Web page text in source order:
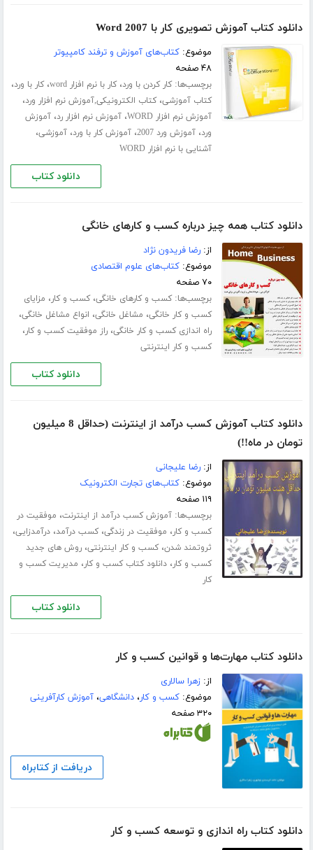
دانلود کتاب آموزش تصویری کار با Word 2007
موضوع:کتاب‌های آموزش و ترفند کامپیوتر
۴۸ صفحه
برچسب‌ها:کار کردن با ورد،کار با نرم افزار word ،کار با ورد،
کتاب آموزشی،کتاب الکترونیکی,آموزش نرم افزار ورد،
آموزش نرم افزار WORD ،آموزش نرم افزار رد،آموزش
ورد،آموزش ورد 2007 ،آموزش کار با ورد،آموزشی،
آشنایی با نرم افزار WORD
دانلود کتاب
دانلود کتاب همه چیز درباره کسب و کارهای خانگی
از:رضا فریدون نژاد
موضوع:کتاب‌های علوم اقتصادی
۷۰ صفحه
برچسب‌ها:کسب و کارهای خانگی،کسب و کار، مزایای
کسب و کار خانگی، مشاغل خانگی، انواع مشاغل خانگی،
راه اندازی کسب و کار خانگی،راز موفقیت کسب و کار،
کسب و کار اینترنتی
دانلود کتاب
دانلود کتاب آموزش کسب درآمد از اینترنت (حداقل 8 میلیون
تومان در ماه!!)
از:رضا علیجانی
موضوع:کتاب‌های تجارت الکترونیک
۱۱۹ صفحه
برچسب‌ها:آموزش کسب درآمد از اینترنت، موفقیت در
کسب و کار، موفقیت در زندگی،کسب درآمد،درآمدزایی،
ثروتمند شدن،کسب و کار اینترنتی،روش های جدید
کسب و کار،دانلود کتاب کسب و کار، مدیریت کسب و
کار
دانلود کتاب
دانلود کتاب مهارت‌ها و قوانین کسب و کار
از:زهرا سالاری
موضوع:کسب و کار،دانشگاهی،آموزش کارآفرینی
۳۲۰ صفحه
دریافت از کتابراه
دانلود کتاب راه اندازی و توسعه کسب و کار